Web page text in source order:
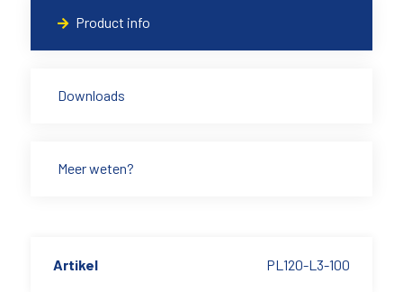
Product info
Downloads
Meer weten?
Artikel PL120-L3-100